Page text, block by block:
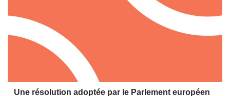
Une résolution adoptée par le Parlement européen